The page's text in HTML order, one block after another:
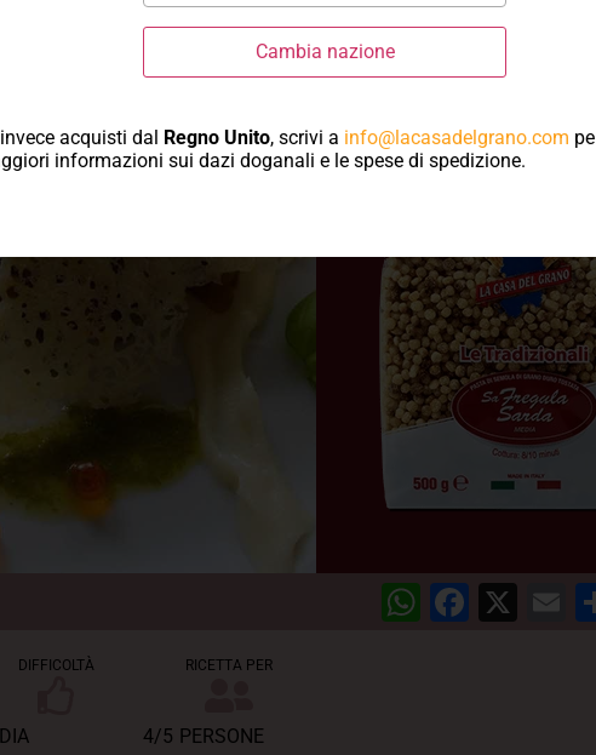
WhatsApp
X
DIFFICOLTÀ RICETTA PER
4/5 PERSONE
Cambia nazione
acquisti dal Regno Unito, scrivi a info@lacasadelgrano.com
informazioni sui dazi doganali e le spese di spedizione.